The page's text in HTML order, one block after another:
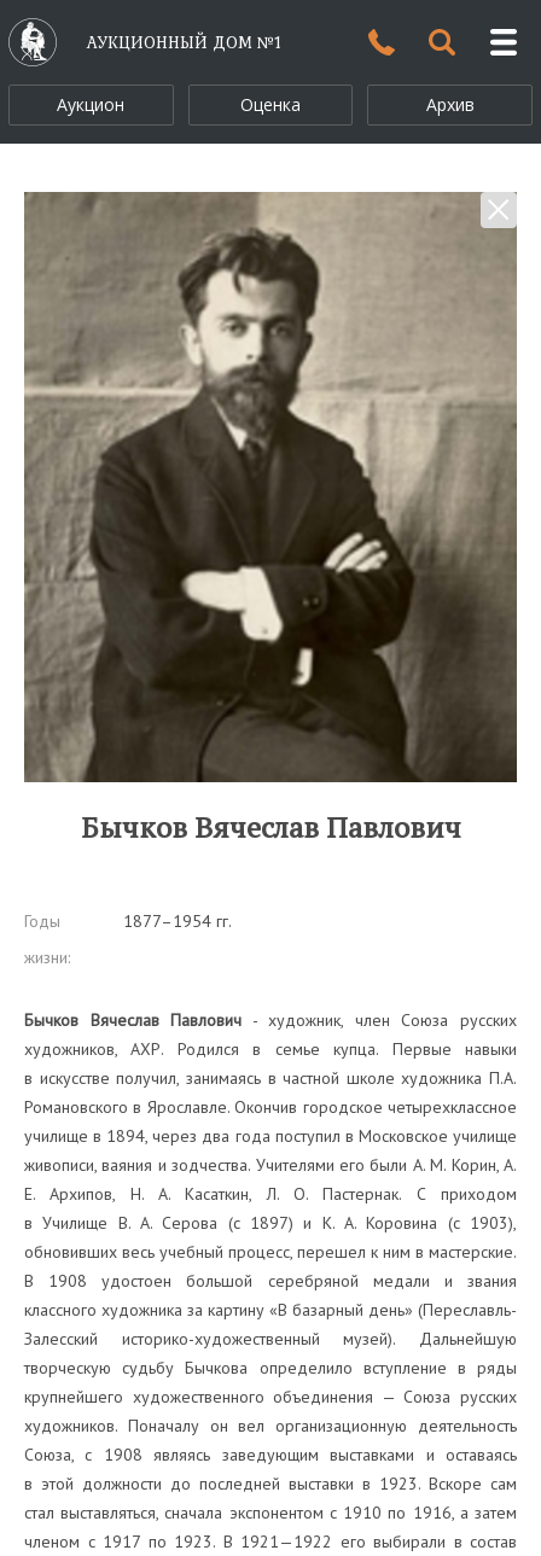
АУКЦИОННЫЙ ДОМ №1
Аукцион Оценка Архив
Бычков Вячеслав Павлович
Годы
жизни:
1877–1954 гг.
Бычков Вячеслав Павлович - художник, член Союза русских
художников, АХР. Родился в семье купца. Первые навыки
в искусстве получил, занимаясь в частной школе художника П.А.
Романовского в Ярославле. Окончив городское четырехклассное
училище в 1894, через два года поступил в Московское училище
живописи, ваяния и зодчества. Учителями его были А. М. Корин, А.
Е. Архипов, Н. А. Касаткин, Л. О. Пастернак. С приходом
в Училище В. А. Серова (c 1897) и К. А. Коровина (с 1903),
обновивших весь учебный процесс, перешел к ним в мастерские.
В 1908 удостоен большой серебряной медали и звания
классного художника за картину «В базарный день» (Переславль-
Залесский историко-художественный музей). Дальнейшую
творческую судьбу Бычкова определило вступление в ряды
крупнейшего художественного объединения — Союза русских
художников. Поначалу он вел организационную деятельность
Союза, с 1908 являясь заведующим выставками и оставаясь
в этой должности до последней выставки в 1923. Вскоре сам
стал выставляться, сначала экспонентом с 1910 по 1916, а затем
членом с 1917 по 1923. В 1921—1922 его выбирали в состав